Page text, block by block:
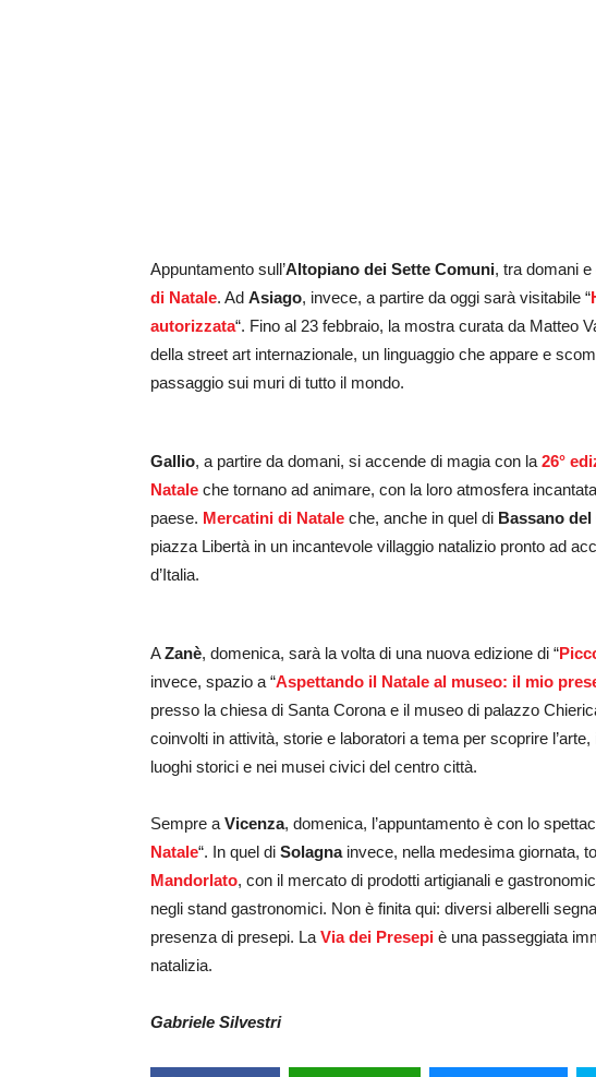
Appuntamento sull’Altopiano dei Sette Comuni, tra domani
di Natale. Ad Asiago, invece, a partire da oggi sarà visitabile “
autorizzata“. Fino al 23 febbraio, la mostra curata da Matteo
della street art internazionale, un linguaggio che appare e
passaggio sui muri di tutto il mondo.
Gallio, a partire da domani, si accende di magia con la 26°
Natale che tornano ad animare, con la loro atmosfera
paese. Mercatini di Natale che, anche in quel di Bassano del
piazza Libertà in un incantevole villaggio natalizio pronto ad
d’Italia.
AZanè, domenica, sarà la volta di una nuova edizione di “
invece, spazio a “Aspettando il Natale al museo: il mio
presso la chiesa di Santa Corona e il museo di palazzo
coinvolti in attività, storie e laboratori a tema per scoprire
luoghi storici e nei musei civici del centro città.
Sempre a Vicenza, domenica, l’appuntamento è con lo
Natale“. In quel di Solagnainvece, nella medesima giornata,
Mandorlato, con il mercato di prodotti artigianali e
negli stand gastronomici. Non è finita qui: diversi alberelli
presenza di presepi. La Via dei Presepi è una passeggiata
natalizia.
Gabriele Silvestri